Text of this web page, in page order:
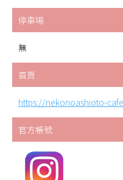
停車場
無
首頁
https://nekonoashioto-
官方帳號